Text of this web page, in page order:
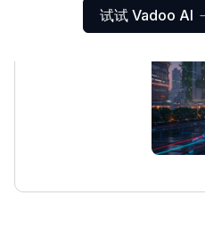
试试 Vadoo AI